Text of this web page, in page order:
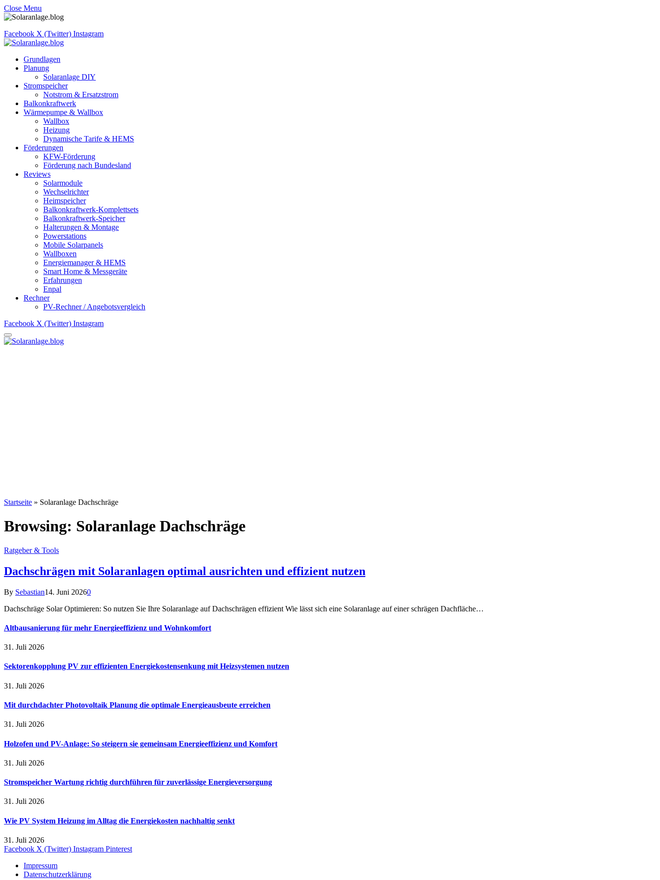
Close Menu
Facebook X (Twitter) Instagram
Grundlagen
Planung
Solaranlage DIY
Stromspeicher
Notstrom & Ersatzstrom
Balkonkraftwerk
Wärmepumpe & Wallbox
Wallbox
Heizung
Dynamische Tarife & HEMS
Förderungen
KFW-Förderung
Förderung nach Bundesland
Reviews
Solarmodule
Wechselrichter
Heimspeicher
Balkonkraftwerk-Komplettsets
Balkonkraftwerk-Speicher
Halterungen & Montage
Powerstations
Mobile Solarpanels
Wallboxen
Energiemanager & HEMS
Smart Home & Messgeräte
Erfahrungen
Enpal
Rechner
PV-Rechner / Angebotsvergleich
Facebook X (Twitter) Instagram
Startseite » Solaranlage Dachschräge
Browsing: Solaranlage Dachschräge
Ratgeber & Tools
Dachschrägen mit Solaranlagen optimal ausrichten und effizient nutzen
By Sebastian14. Juni 20260
Dachschräge Solar Optimieren: So nutzen Sie Ihre Solaranlage auf Dachschrägen effizient Wie lässt sich eine Solaranlage auf einer schrägen Dachfläche…
Altbausanierung für mehr Energieeffizienz und Wohnkomfort
31. Juli 2026
Sektorenkopplung PV zur effizienten Energiekostensenkung mit Heizsystemen nutzen
31. Juli 2026
Mit durchdachter Photovoltaik Planung die optimale Energieausbeute erreichen
31. Juli 2026
Holzofen und PV-Anlage: So steigern sie gemeinsam Energieeffizienz und Komfort
31. Juli 2026
Stromspeicher Wartung richtig durchführen für zuverlässige Energieversorgung
31. Juli 2026
Wie PV System Heizung im Alltag die Energiekosten nachhaltig senkt
31. Juli 2026
Facebook X (Twitter) Instagram Pinterest
Impressum
Datenschutzerklärung